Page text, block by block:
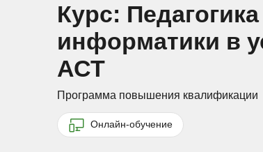
Курс:
информатики в
АСТ
Программа повышения квалификации
Онлайн-обучение